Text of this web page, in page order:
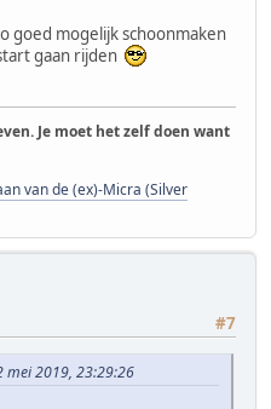
goed mogelijk schoonmaken
gaan rijden
Je moet het zelf doen want
van de (ex)-Micra (Silver
#7
mei 2019, 23:29:26